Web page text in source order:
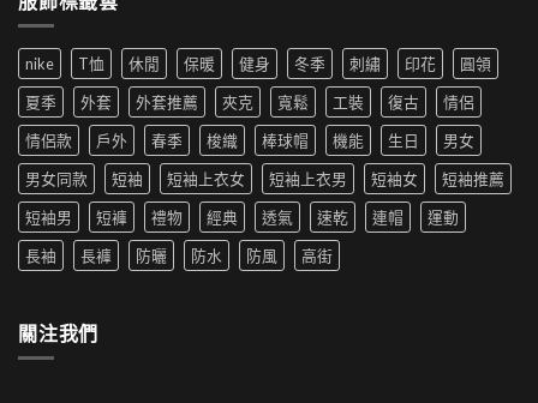
尚
革
新〉
中
褲
為
夏
季
新
寵〉
中
搭|
生
穿
搭
推
薦|
女
生
穿
推
薦〉
中
用
洗
衣
機
嗎
防
水
外
套
清
洗〉
nike T恤 休閒 保暖 健身 冬季 刺繡 印花
圓領
夏季
外套 外套推薦 夾克 寬鬆 工裝 復古
情侶
情侶款
戶外 春季 梭織 棒球帽 機能 生日
男女
男女同款
短袖 短袖上衣女 短袖上衣男 短袖女
短袖推薦
短袖男
短褲 禮物 經典 透氣 速乾 連帽
運動
長袖
長褲 防曬 防水 防風 高街
關注我們